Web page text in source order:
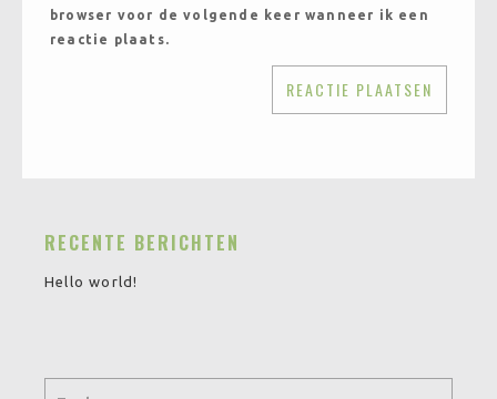
browser voor de volgende keer wanneer ik een
reactie plaats.
RECENTE BERICHTEN
Hello world!